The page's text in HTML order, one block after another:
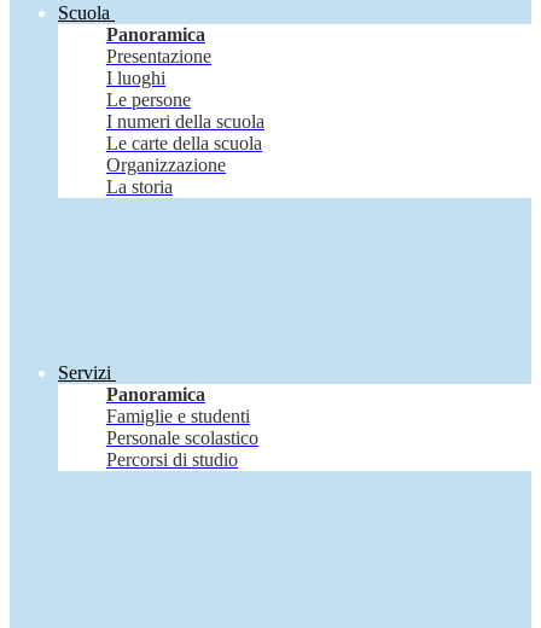
Scuola
Panoramica
Presentazione
I luoghi
Le persone
I numeri della scuola
Le carte della scuola
Organizzazione
La storia
Servizi
Panoramica
Famiglie e studenti
Personale scolastico
Percorsi di studio